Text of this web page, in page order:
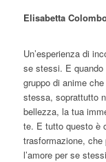
Elisabetta
Un’esperienza di
se stessi. E
gruppo di anime
stessa, soprattutto
bellezza, la tua
te. E tutto questo è
trasformazione,
l’amore per se